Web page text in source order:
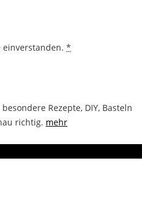
*
Rezepte, DIY, Basteln
richtig. mehr